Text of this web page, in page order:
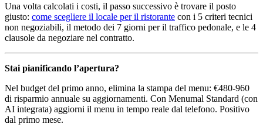
Una volta calcolati i costi, il passo successivo è trovare il posto
giusto: come scegliere il locale per il ristorante con i 5 criteri tecnici
non negoziabili, il metodo dei 7 giorni per il traffico pedonale, e le 4
clausole da negoziare nel contratto.
Stai pianificando l’apertura?
Nel budget del primo anno, elimina la stampa del menu: €480-960
di risparmio annuale su aggiornamenti. Con Menumal Standard (con
AI integrata) aggiorni il menu in tempo reale dal telefono. Positivo
dal primo mese.